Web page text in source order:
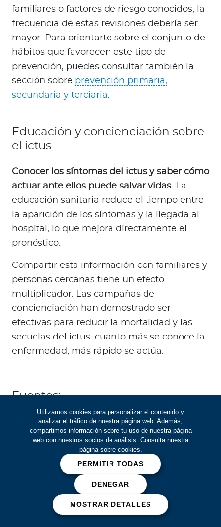
Utilizamos cookies para personalizar el contenido y
analizar el tráfico de nuestra página web. Además,
compartimos información sobre tu uso de nuestra página
web con nuestros socios de análisis. Consulta nuestra
página sobre cookies.
PERMITIR TODAS
DENEGAR
MOSTRAR DETALLES
familiares o factores de riesgo conocidos, la
frecuencia de estas revisiones debería ser
mayor. Para orientarte sobre el conjunto de
hábitos que favorecen este tipo de
prevención, puedes consultar también la
sección sobre prevención primaria,
secundaria y terciaria.
Educación y concienciación sobre
el ictus
Conocer los síntomas del ictus y saber cómo
actuar ante ellos puede salvar vidas. La
educación sanitaria reduce el tiempo entre
la aparición de los síntomas y la llegada al
hospital, lo que mejora directamente el
pronóstico.
Compartir esta información con familiares y
personas cercanas tiene un efecto
multiplicador. Las campañas de
concienciación han demostrado ser
efectivas para reducir la mortalidad y las
secuelas del ictus: cuanto más se conoce la
enfermedad, más rápido se actúa.
Fuentes:
https://www.aan.com/PressRoom/home/
PressRelease/253
https://www.cun.es/enfermedades-
tratamientos/enfermedades/ictus
https://www.nhlbi.nih.gov/health/stroke/c
https://www.healthline.com/health/strok